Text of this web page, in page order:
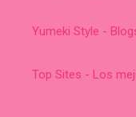
Yumeki Style -
Top Sites - Los